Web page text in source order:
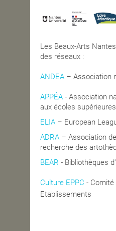
Les Beaux-Arts
des réseaux :
ANDEA – Association
APPÉA - Association
aux écoles
ELIA – European
ADRA – Association
recherche des
BEAR - Bibliothèques
Culture EPPC - Comité
Etablissements